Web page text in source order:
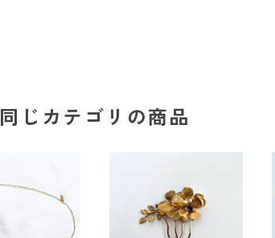
同じカテゴリの商品